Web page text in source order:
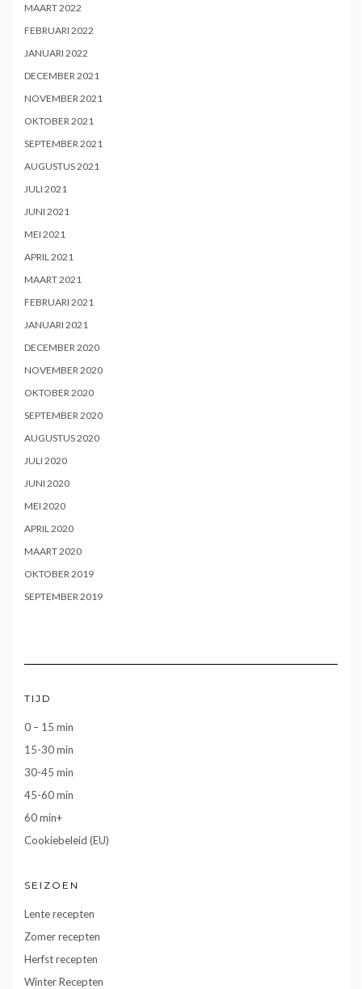
MAART 2022
FEBRUARI 2022
JANUARI 2022
DECEMBER 2021
NOVEMBER 2021
OKTOBER 2021
SEPTEMBER 2021
AUGUSTUS 2021
JULI 2021
JUNI 2021
MEI 2021
APRIL 2021
MAART 2021
FEBRUARI 2021
JANUARI 2021
DECEMBER 2020
NOVEMBER 2020
OKTOBER 2020
SEPTEMBER 2020
AUGUSTUS 2020
JULI 2020
JUNI 2020
MEI 2020
APRIL 2020
MAART 2020
OKTOBER 2019
SEPTEMBER 2019
TIJD
0 – 15 min
15-30 min
30-45 min
45-60 min
60 min+
Cookiebeleid (EU)
SEIZOEN
Lente recepten
Zomer recepten
Herfst recepten
Winter Recepten